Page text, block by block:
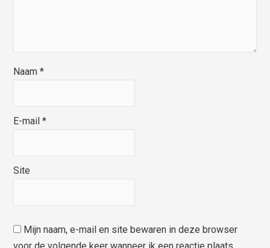
Naam*
E-mail*
Site
Mijn naam, e-mail en site bewaren in deze browser